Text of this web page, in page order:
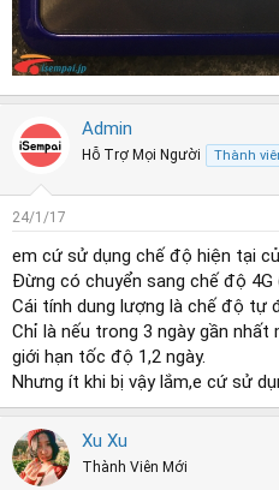
Admin
Hỗ Trợ Mọi Người Thành
24/1/17
em cứ sử dụng chế độ hiện tại
Đừng có chuyển sang chế độ 4G
Cái tính dung lượng là chế độ tự
Chỉ là nếu trong 3 ngày gần nhất
giới hạn tốc độ 1,2 ngày.
Nhưng ít khi bị vậy lắm,e cứ sử
Xu Xu
Thành Viên Mới